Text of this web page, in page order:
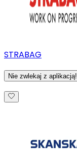
STRABAG
Nie zwlekaj z aplikacją!